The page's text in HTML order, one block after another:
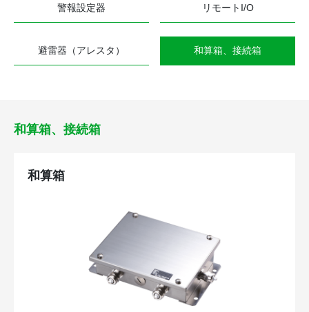
警報設定器 リモートI/O
避雷器（アレスタ） 和算箱、接続箱
和算箱、接続箱
和算箱